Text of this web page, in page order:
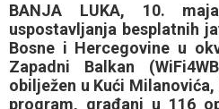
BANJA LUKA, 10.
uspostavljanja besplatnih
Bosne i Hercegovine u
Zapadni Balkan
obilježen u Kući
program, građani u 116